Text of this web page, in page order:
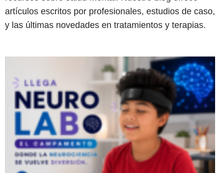
artículos escritos por profesionales, estudios de caso,
y las últimas novedades en tratamientos y terapias.